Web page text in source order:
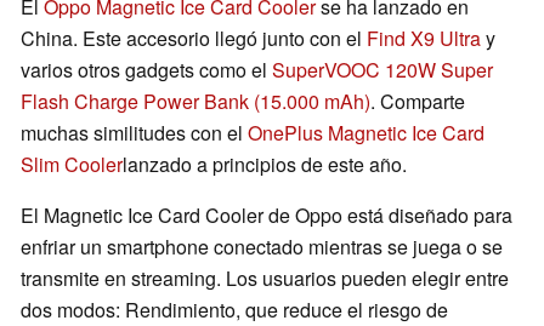
El Oppo Magnetic Ice Card Coolerse ha lanzado en
China. Este accesorio llegó junto con el Find X9 Ultray
varios otros gadgets como el SuperVOOC 120W Super
Flash Charge Power Bank (15.000 mAh). Comparte
muchas similitudes con el OnePlus Magnetic Ice Card
Slim Coolerlanzado a principios de este año.
El Magnetic Ice Card Cooler de Oppo está diseñado para
enfriar un smartphone conectado mientras se juega o se
transmite en streaming. Los usuarios pueden elegir entre
dos modos: Rendimiento, que reduce el riesgo de